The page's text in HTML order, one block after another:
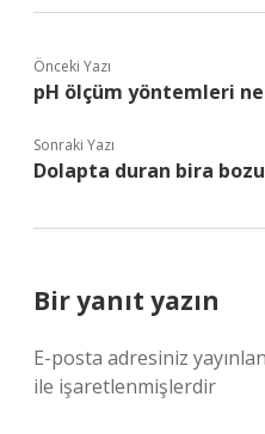
Önceki Yazı
pH ölçüm yöntemleri
Sonraki Yazı
Dolapta duran bira
Bir yanıt yazın
E-posta adresiniz
ile işaretlenmişlerdir